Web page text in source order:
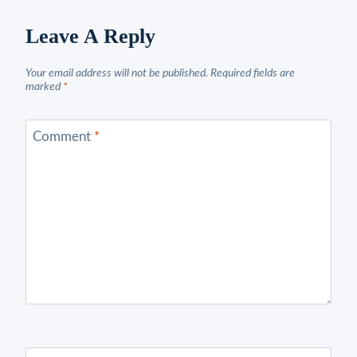
Leave A Reply
Your email address will not be published. Required fields are
marked *
Comment *